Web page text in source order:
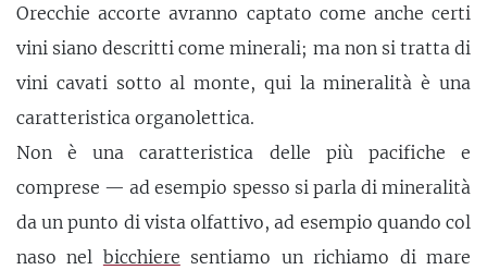
Orecchie accorte avranno captato come anche certi
vini siano descritti come minerali; ma non si tratta di
vini cavati sotto al monte, qui la mineralità è una
caratteristica organolettica.
Non è una caratteristica delle più pacifiche e
comprese — ad esempio spesso si parla di mineralità
da un punto di vista olfattivo, ad esempio quando col
naso nel bicchiere sentiamo un richiamo di mare